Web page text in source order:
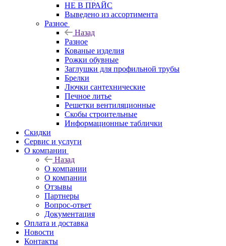
НЕ В ПРАЙС
Выведено из ассортимента
Разное
Назад
Разное
Кованые изделия
Рожки обувные
Заглушки для профильной трубы
Брелки
Лючки сантехнические
Печное литье
Решетки вентиляционные
Скобы строительные
Информационные таблички
Скидки
Сервис и услуги
О компании
Назад
О компании
О компании
Отзывы
Партнеры
Вопрос-ответ
Документация
Оплата и доставка
Новости
Контакты